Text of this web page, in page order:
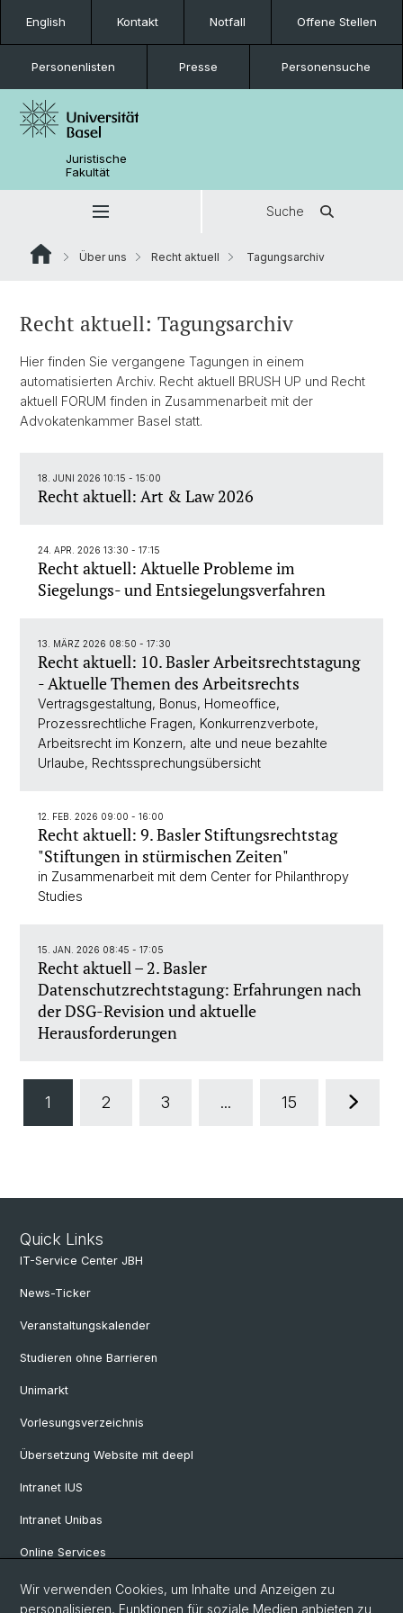
English Kontakt Notfall Offene Stellen
Personenlisten Presse Personensuche
Juristische
Fakultät
Suche
Über uns Recht aktuell Tagungsarchiv
Recht aktuell: Tagungsarchiv
Hier finden Sie vergangene Tagungen in einem
automatisierten Archiv. Recht aktuell BRUSH UP und Recht
aktuell FORUM finden in Zusammenarbeit mit der
Advokatenkammer Basel statt.
18. JUNI 2026 10:15 - 15:00
Recht aktuell: Art & Law 2026
24. APR. 2026 13:30 - 17:15
Recht aktuell: Aktuelle Probleme im
Siegelungs- und Entsiegelungsverfahren
13. MÄRZ 2026 08:50 - 17:30
Recht aktuell: 10. Basler Arbeitsrechtstagung
- Aktuelle Themen des Arbeitsrechts
Vertragsgestaltung, Bonus, Homeoffice,
Prozessrechtliche Fragen, Konkurrenzverbote,
Arbeitsrecht im Konzern, alte und neue bezahlte
Urlaube, Rechtssprechungsübersicht
12. FEB. 2026 09:00 - 16:00
Recht aktuell: 9. Basler Stiftungsrechtstag
"Stiftungen in stürmischen Zeiten"
in Zusammenarbeit mit dem Center for Philanthropy
Studies
15. JAN. 2026 08:45 - 17:05
Recht aktuell – 2. Basler
Datenschutzrechtstagung: Erfahrungen nach
der DSG-Revision und aktuelle
Herausforderungen
1 2 3 ... 15
Quick Links
IT-Service Center JBH
News-Ticker
Veranstaltungskalender
Studieren ohne Barrieren
Unimarkt
Vorlesungsverzeichnis
Übersetzung Website mit deepl
Intranet IUS
Intranet Unibas
Online Services
Wir verwenden Cookies, um Inhalte und Anzeigen zu
personalisieren, Funktionen für soziale Medien anbieten zu